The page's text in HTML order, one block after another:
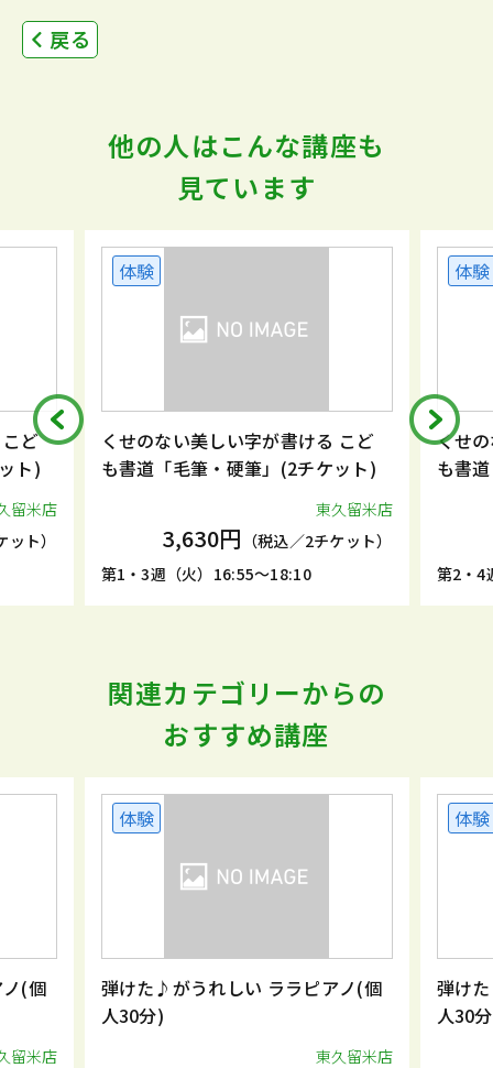
戻る
他の人はこんな講座も
見ています
ど
ト)
留米店
ト）
体験
くせのない美しい字が書ける こど
も書道「毛筆・硬筆」(2チケット)
東久留米店
3,630円 （税込／2チケット）
第1・3週（火）16:55～18:10
体験
くせ
も書
第2・4
関連カテゴリーからの
おすすめ講座
(個
留米店
体験
弾けた♪がうれしい ララピアノ(個
人30分)
東久留米店
体験
弾け
人30